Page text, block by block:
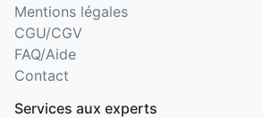
Mentions légales
CGU/CGV
FAQ/Aide
Contact
Services aux experts